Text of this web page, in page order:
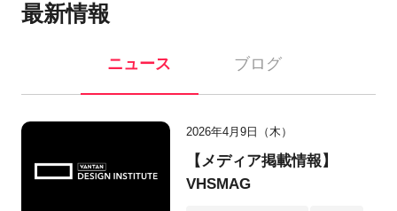
最新情報
ニュース ブログ
2026年4月9日（木）
【メディア掲載情報】
VHSMAG